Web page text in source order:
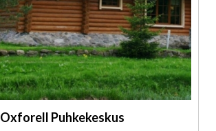
Oxforell Puhkekeskus